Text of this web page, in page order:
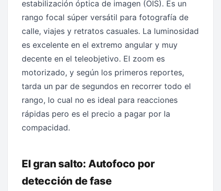
estabilización óptica de imagen (OIS). Es un
rango focal súper versátil para fotografía de
calle, viajes y retratos casuales. La luminosidad
es excelente en el extremo angular y muy
decente en el teleobjetivo. El zoom es
motorizado, y según los primeros reportes,
tarda un par de segundos en recorrer todo el
rango, lo cual no es ideal para reacciones
rápidas pero es el precio a pagar por la
compacidad.
El gran salto: Autofoco por
detección de fase